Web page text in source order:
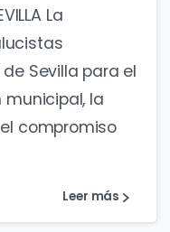
La
Sevilla para el
municipal, la
compromiso
Leer más